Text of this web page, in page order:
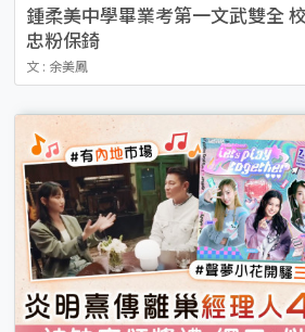
鍾柔美中學畢業考第一文武雙全
忠粉保錡
文 : 余美鳳